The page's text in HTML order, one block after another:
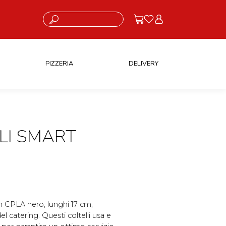
Cosa stai cercando?
PIZZERIA DELIVERY
SMART
nero, lunghi 17 cm,
catering. Questi coltelli usa e